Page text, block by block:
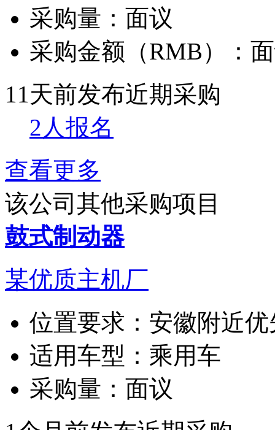
采购量： 面议
采购金额（RMB）：
11天前发布近期采购
2人报名
查看更多
该公司其他采购项目
鼓式制动器
某优质主机厂
位置要求： 安徽附近优
适用车型： 乘用车
采购量： 面议